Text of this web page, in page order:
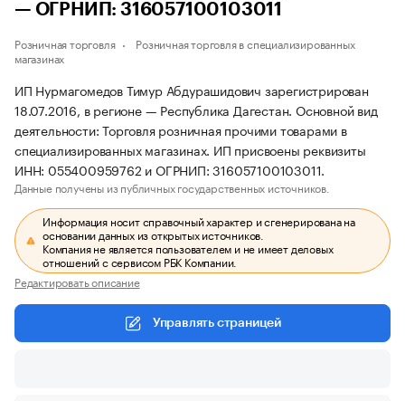
— ОГРНИП: 316057100103011
Розничная торговля
Розничная торговля в специализированных
магазинах
ИП Нурмагомедов Тимур Абдурашидович зарегистрирован
18.07.2016, в регионе — Республика Дагестан. Основной вид
деятельности: Торговля розничная прочими товарами в
специализированных магазинах. ИП присвоены реквизиты
ИНН: 055400959762 и ОГРНИП: 316057100103011.
Данные получены из публичных государственных источников.
Информация носит справочный характер и сгенерирована на
основании данных из открытых источников.
Компания не является пользователем и не имеет деловых
отношений с сервисом РБК Компании.
Редактировать описание
Управлять страницей